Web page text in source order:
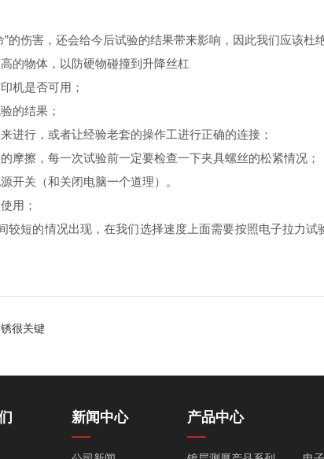
伤害，还会给今后试验的结果带来影响，因此我们应该杜
物体，以防硬物碰撞到升降丝杠
机是否可用；
的结果；
行，或者让经验老套的操作工进行正确的连接；
擦，每一次试验前一定要检查一下夹具螺丝的松紧情况；
关（和关闭电脑一个道理）。
用；
的情况出现，在我们选择速度上面需要按照电子拉力试
很关键
新闻中心 产品中心